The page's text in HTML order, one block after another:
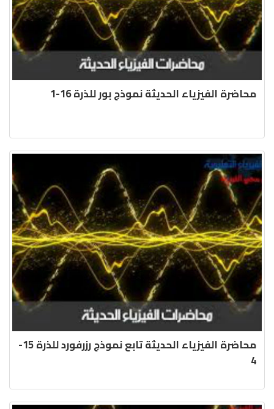
محاضرة الفيزياء الحديثة نموذج بور للذرة 16-1
محاضرة الفيزياء الحديثة تابع نموذج رزرفورد للذرة 15-
4